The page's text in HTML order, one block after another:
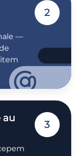
—
2
au
3